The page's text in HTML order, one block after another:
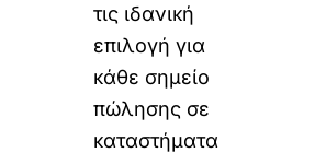
τις ιδανική
επιλογή για
κάθε σημείο
πώλησης σε
καταστήματα